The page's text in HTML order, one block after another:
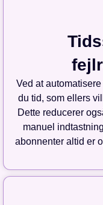
Ved at
du tid, som ellers
Dette reducerer
manuel
abonnenter altid er